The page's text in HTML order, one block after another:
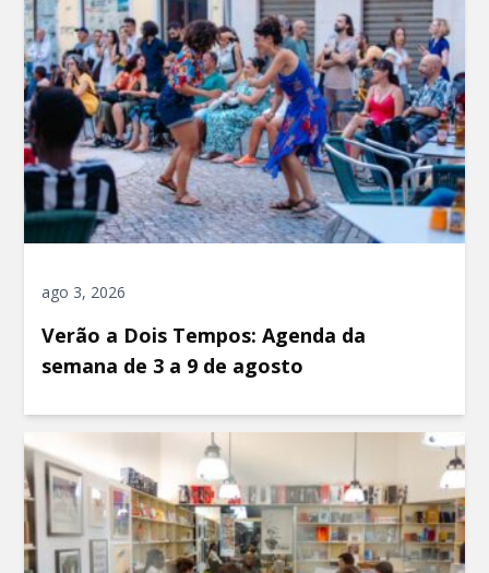
ago 3, 2026
Verão a Dois Tempos: Agenda da
semana de 3 a 9 de agosto